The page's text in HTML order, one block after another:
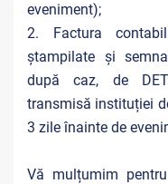
eveniment);
2. Factura
ștampilate și
după caz, de
transmisă instituției
3 zile înainte de
Vă mulțumim